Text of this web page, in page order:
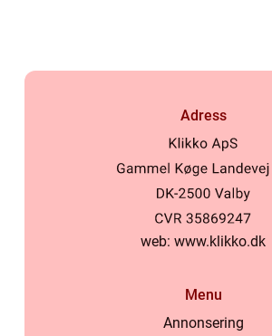
Adress
web: www.klikko.dk
Menu
Annonsering